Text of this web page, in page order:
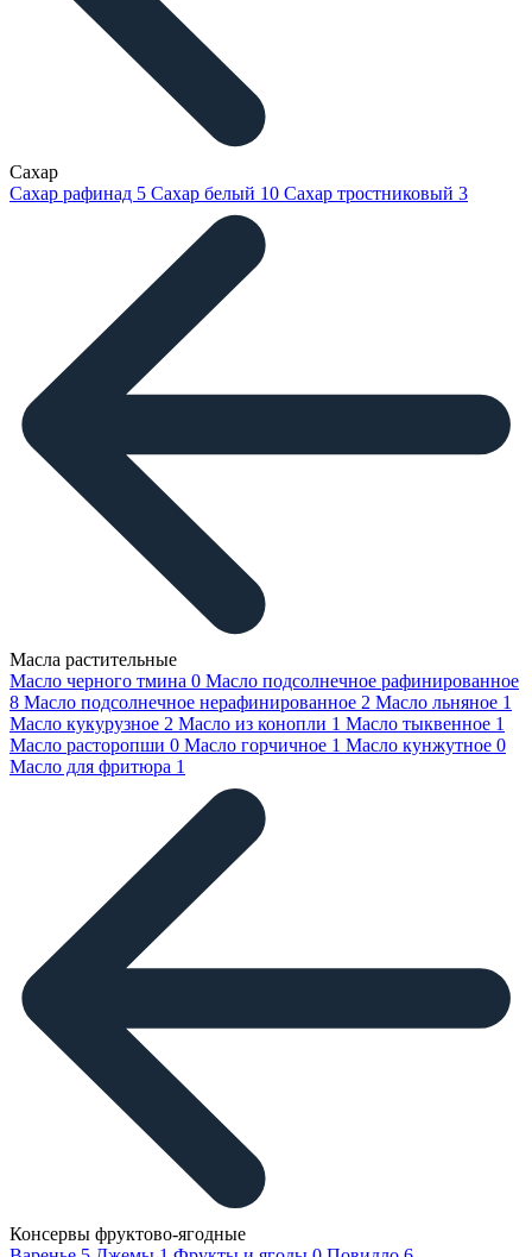
Сахар
Сахар рафинад 5 Сахар белый 10 Сахар тростниковый 3
Масла растительные
Масло черного тмина 0 Масло подсолнечное рафинированное
8 Масло подсолнечное нерафинированное 2 Масло льняное 1
Масло кукурузное 2 Масло из конопли 1 Масло тыквенное 1
Масло расторопши 0 Масло горчичное 1 Масло кунжутное 0
Масло для фритюра 1
Консервы фруктово-ягодные